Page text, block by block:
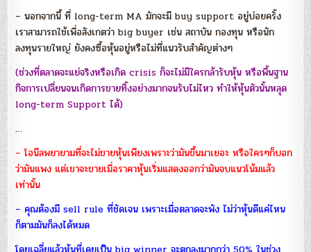
– นอกจากนี้ ที่ long-term MA มักจะมี buy support อยู่บ่อยครั้ง
เราสามารถใช้เพื่อสังเกตว่า big buyer เช่น สถาบัน กองทุน หรือนัก
ลงทุนรายใหญ่ ยังคงซื้อหุ้นอยู่หรือไม่ที่แนวรับสำคัญต่างๆ
(ช่วงที่ตลาดจะแย่จริงหรือเกิด crisis ก็จะไม่มีใครกล้ารับหุ้น หรือพื้นฐาน
กิจการเปลี่ยนจนเกิดการขายทิ้งอย่างมากจนรับไม่ไหว ทำให้หุ้นตัวนั้นหลุด
long-term Support ได้)
…
– โอนีลพยายามที่จะไม่ขายหุ้นเพียงเพราะว่ามันขึ้นมาเยอะ หรือใครๆก็บอก
ว่ามันแพง แต่เขาจะขายเมื่อราคาหุ้นเริ่มแสดงออกว่ามันจบแนวโน้มแล้ว
เท่านั้น
– คุณต้องมี sell rule ที่ชัดเจน เพราะเมื่อตลาดจะพัง ไม่ว่าหุ้นดีแค่ไหน
ก็ตามมันก็ลงได้หมด